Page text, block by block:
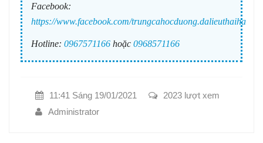
Facebook:
https://www.facebook.com/trungcahocduong.dalieuthaiha
Hotline: 0967571166 hoặc 0968571166
11:41 Sáng 19/01/2021
2023 lượt xem
Administrator